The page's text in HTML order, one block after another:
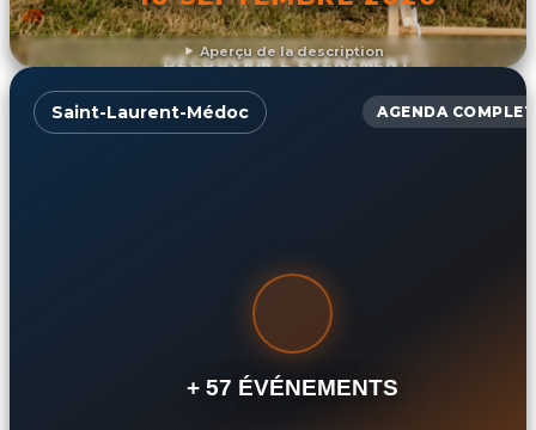
Aperçu de la description
DÉCOUVRIR L'ÉVÉNEMENT
Saint-Laurent-Médoc AGENDA COMPLET
+ 57 ÉVÉNEMENTS